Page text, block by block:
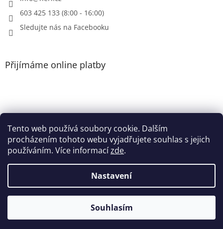
Tento web používá soubory cookie. Dalším
procházením tohoto webu vyjadřujete souhlas s jejich
používáním. Více informacízde.
Nastavení
Souhlasím
603 425 133 (8:00 - 16:00)
Sledujte nás na Facebooku
Přijímáme online platby
Patička
Vytvořil Shoptet
Heri.cz. Všechna práva vyhrazena.